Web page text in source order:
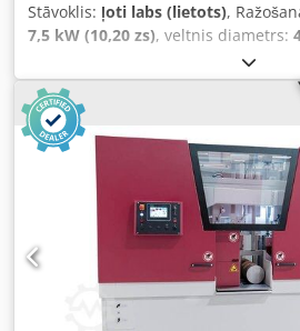
Stāvoklis: ļoti labs (lietots),
7,5 kW (10,20 zs), veltnis diametrs:
, Behringer HBP 413
ļoti mazlietots, oriģinālā krāsa,
ir izdarīts. Dkjdezkq Udjpfx Aprer